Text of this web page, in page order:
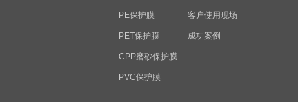
PE保护膜
PET保护膜
CPP磨砂保护膜
PVC保护膜
客户使用现场
成功案例